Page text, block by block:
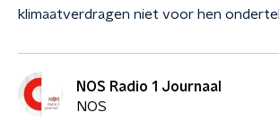
klimaatverdragen niet voor hen
NOS Radio 1 Journaal
NOS